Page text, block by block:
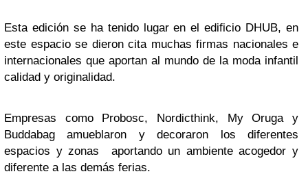
Esta edición se ha tenido lugar en el edificio DHUB, en
este espacio se dieron cita muchas firmas nacionales e
internacionales que aportan al mundo de la moda infantil
calidad y originalidad.
Empresas como Probosc, Nordicthink, My Oruga y
Buddabag amueblaron y decoraron los diferentes
espacios y zonas aportando un ambiente acogedor y
diferente a las demás ferias.